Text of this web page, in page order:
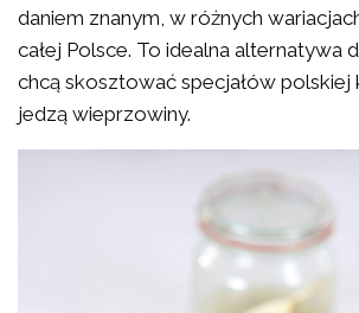
daniem znanym, w różnych
całej Polsce. To idealna alternatywa
chcą skosztować specjałów polskiej
jedzą wieprzowiny.